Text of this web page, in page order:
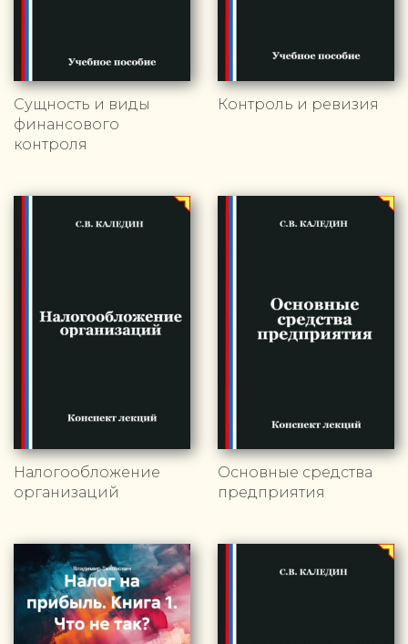
Сущность и виды
финансового
контроля
Контроль и ревизия
Налогообложение
организаций
Основные средства
предприятия